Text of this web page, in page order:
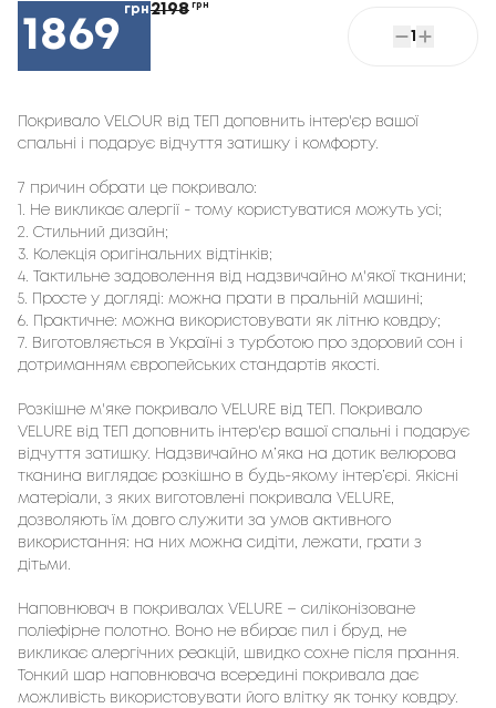
1869
грн2198 грн
1
Покривало VELOUR від ТЕП доповнить інтер'єр вашої
спальні і подарує відчуття затишку і комфорту.
7 причин обрати це покривало:
1. Не викликає алергії - тому користуватися можуть усі;
2. Стильний дизайн;
3. Колекція оригінальних відтінків;
4. Тактильне задоволення від надзвичайно м'якої тканини;
5. Просте у догляді: можна прати в пральній машині;
6. Практичне: можна використовувати як літню ковдру;
7. Виготовляється в Україні з турботою про здоровий сон і
дотриманням європейських стандартів якості.
Розкішне м'яке покривало VELURE від ТЕП. Покривало
VELURE від ТЕП доповнить інтер'єр вашої спальні і подарує
відчуття затишку. Надзвичайно м’яка на дотик велюрова
тканина виглядає розкішно в будь-якому інтер’єрі. Якісні
матеріали, з яких виготовлені покривала VELURE,
дозволяють їм довго служити за умов активного
використання: на них можна сидіти, лежати, грати з
дітьми.
Наповнювач в покривалах VELURE – силіконізоване
поліефірне полотно. Воно не вбирає пил і бруд, не
викликає алергічних реакцій, швидко сохне після прання.
Тонкий шар наповнювача всередині покривала дає
можливість використовувати його влітку як тонку ковдру.